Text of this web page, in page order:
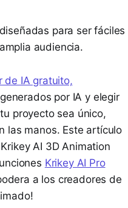
para ser fáciles
audiencia.
de IA gratuito,
por IA y elegir
proyecto sea único,
las manos. Este artículo
AI 3D Animation
Krikey AI Pro
a los creadores de